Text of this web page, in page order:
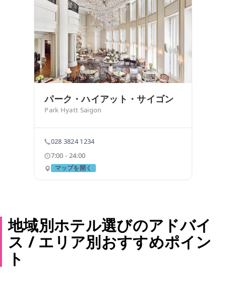
パーク・ハイアット・サイゴン
Park Hyatt Saigon
028 3824 1234
7:00 - 24:00
マップを開く
地域別ホテル選びのアドバイ
ス / エリア別おすすめポイン
ト